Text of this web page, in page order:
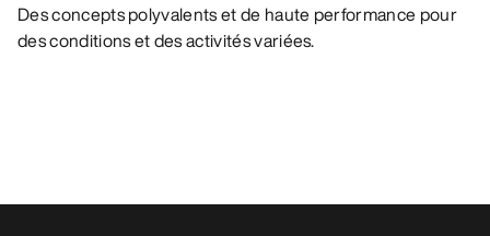
Des concepts polyvalents et de haute performance pour
des conditions et des activités variées.